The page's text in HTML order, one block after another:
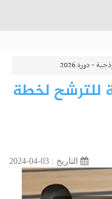
- دورة 2026
للترشح لخطة
التاريخ : 03-04-2024